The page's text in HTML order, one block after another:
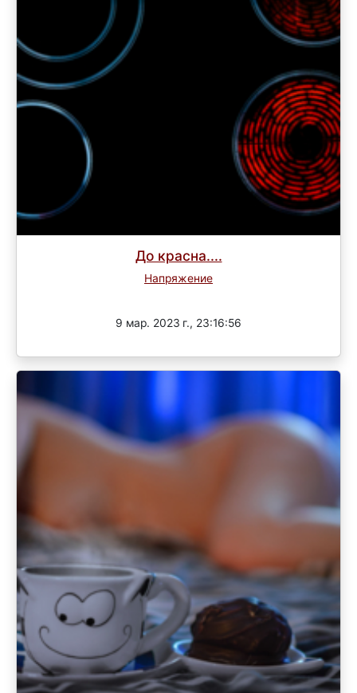
До красна....
Напряжение
9 мар. 2023 г., 23:16:56